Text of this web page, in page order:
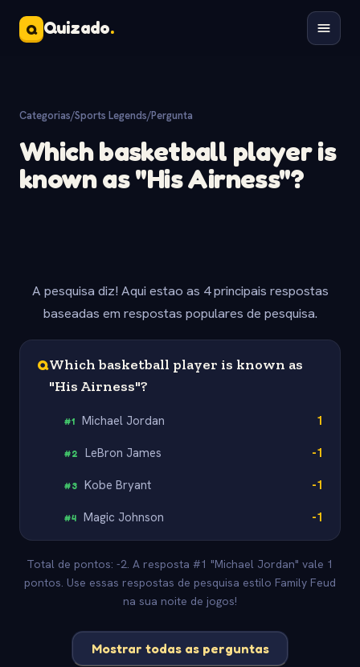
Q Quizado.
Categorias/Sports Legends/Pergunta
Which basketball player is
known as "His Airness"?
A pesquisa diz! Aqui estao as 4 principais respostas
baseadas em respostas populares de pesquisa.
QWhich basketball player is known as
"His Airness"?
#1 Michael Jordan 1
#2 LeBron James -1
#3 Kobe Bryant -1
#4 Magic Johnson -1
Total de pontos: -2. A resposta #1 "Michael Jordan" vale 1
pontos. Use essas respostas de pesquisa estilo Family Feud
na sua noite de jogos!
Mostrar todas as perguntas